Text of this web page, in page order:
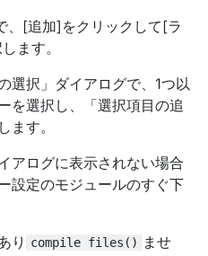
、[追加]をクリックして[ラ
ます。
選択」ダイアログで、1つ以
を選択し、「選択項目の追
ます。
アログに表示されない場合
設定のモジュールのすぐ下
り
compile files()
ませ